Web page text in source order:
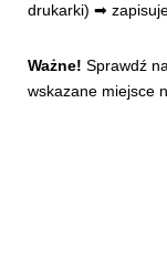
drukarki) ➡
Ważne! Sprawdź
wskazane miejsce